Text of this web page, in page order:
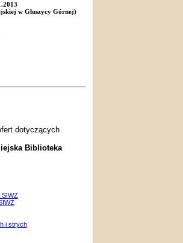
w Głuszycy Górnej)
dotyczących
Biblioteka
SIWZ
i strych